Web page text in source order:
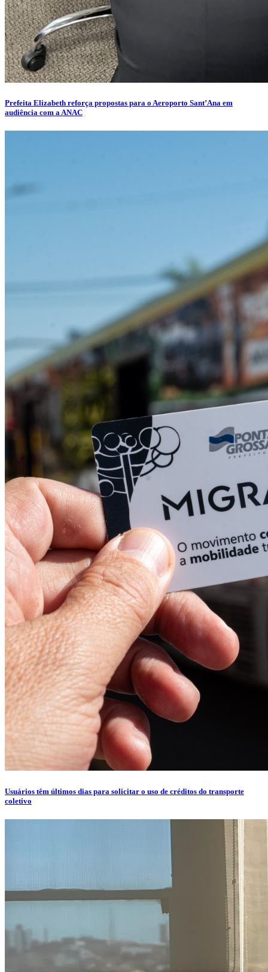
Prefeita Elizabeth reforça propostas para o Aeroporto Sant’Ana em
audiência com a ANAC
Usuários têm últimos dias para solicitar o uso de créditos do transporte
coletivo